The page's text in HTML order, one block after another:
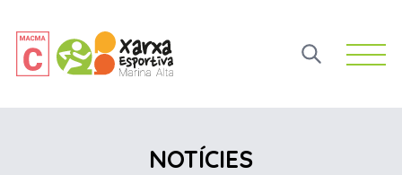
Open
NOTÍCIES